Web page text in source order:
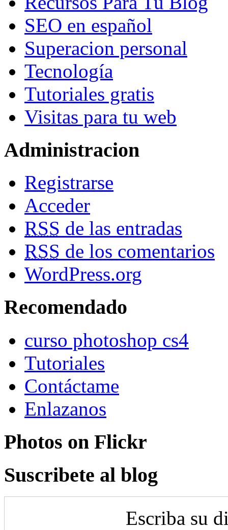
SEO en español
Superacion personal
Tecnología
Tutoriales gratis
Visitas para tu web
Administracion
Registrarse
Acceder
RSS de las entradas
RSS de los comentarios
WordPress.org
Recomendado
curso photoshop cs4
Tutoriales
Contáctame
Enlazanos
Photos on Flickr
Suscribete al blog
Escriba su